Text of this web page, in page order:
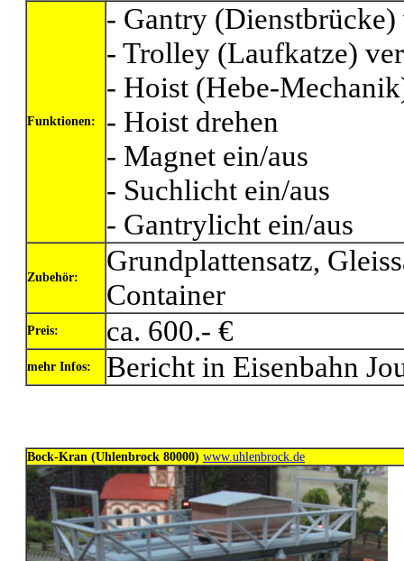
Funktionen:
- Gantry (Dienstbrücke)
- Trolley (Laufkatze)
- Hoist (Hebe-
- Hoist drehen
- Magnet ein/aus
- Suchlicht ein/aus
- Gantrylicht ein/aus
Zubehör:
Grundplattensatz,
Container
Preis: ca. 600.- €
mehr Infos: Bericht in Eisenbahn
Bock-Kran (Uhlenbrock 80000) www.uhlenbrock.de